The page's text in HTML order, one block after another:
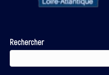
Rechercher